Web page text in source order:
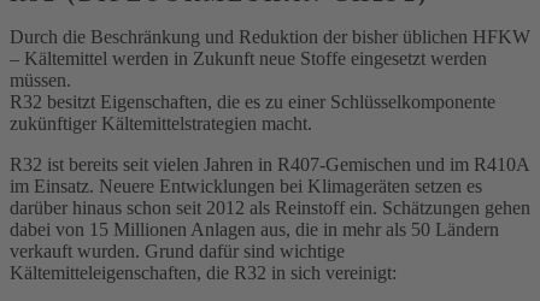
Durch die Beschränkung und Reduktion der bisher üblichen HFKW
– Kältemittel werden in Zukunft neue Stoffe eingesetzt werden
müssen.
R32 besitzt Eigenschaften, die es zu einer Schlüsselkomponente
zukünftiger Kältemittelstrategien macht.
R32 ist bereits seit vielen Jahren in R407-Gemischen und im R410A
im Einsatz. Neuere Entwicklungen bei Klimageräten setzen es
darüber hinaus schon seit 2012 als Reinstoff ein. Schätzungen gehen
dabei von 15 Millionen Anlagen aus, die in mehr als 50 Ländern
verkauft wurden. Grund dafür sind wichtige
Kältemitteleigenschaften, die R32 in sich vereinigt: